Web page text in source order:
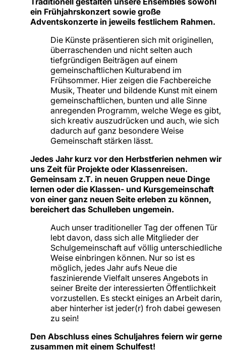
ein Frühjahrskonzert sowie große
Adventskonzerte in jeweils festlichem Rahmen.
Die Künste präsentieren sich mit originellen,
überraschenden und nicht selten auch
tiefgründigen Beiträgen auf einem
gemeinschaftlichen Kulturabend im
Frühsommer. Hier zeigen die Fachbereiche
Musik, Theater und bildende Kunst mit einem
gemeinschaftlichen, bunten und alle Sinne
anregenden Programm, welche Wege es gibt,
sich kreativ auszudrücken und auch, wie sich
dadurch auf ganz besondere Weise
Gemeinschaft stärken lässt.
Jedes Jahr kurz vor den Herbstferien nehmen wir
uns Zeit für Projekte oder Klassenreisen.
Gemeinsam z.T. in neuen Gruppen neue Dinge
lernen oder die Klassen- und Kursgemeinschaft
von einer ganz neuen Seite erleben zu können,
bereichert das Schulleben ungemein.
Auch unser traditioneller Tag der offenen Tür
lebt davon, dass sich alle Mitglieder der
Schulgemeinschaft auf völlig unterschiedliche
Weise einbringen können. Nur so ist es
möglich, jedes Jahr aufs Neue die
faszinierende Vielfalt unseres Angebots in
seiner Breite der interessierten Öffentlichkeit
vorzustellen. Es steckt einiges an Arbeit darin,
aber hinterher ist jeder(r) froh dabei gewesen
zu sein!
Den Abschluss eines Schuljahres feiern wir gerne
zusammen mit einem Schulfest!